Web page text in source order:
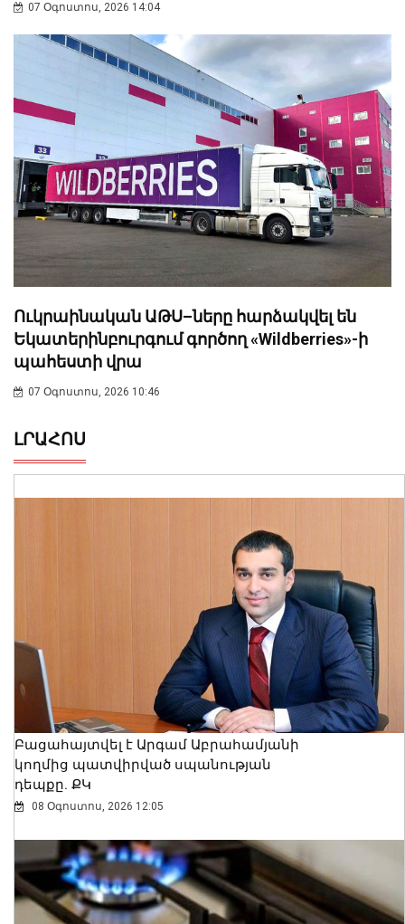
07 Օգոստոս, 2026 14:04
Ուկրաինական ԱԹՍ–ները հարձակվել են
Եկատերինբուրգում գործող «Wildberries»-ի
պահեստի վրա
07 Օգոստոս, 2026 10:46
ԼՐԱՀՈՍ
Բացահայտվել է Արգամ Աբրահամյանի
կողմից պատվիրված սպանության
դեպքը. ՔԿ
08 Օգոստոս, 2026 12:05